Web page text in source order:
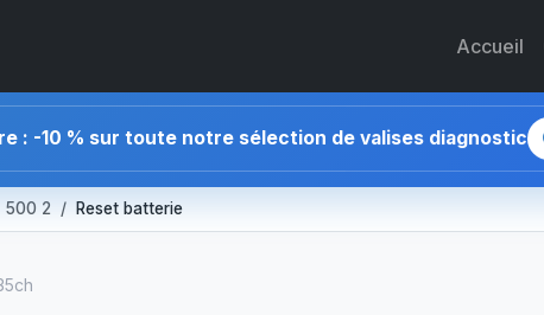
Accueil
: -10 % sur toute notre sélection de valises diagnostic
500 2 Reset batterie